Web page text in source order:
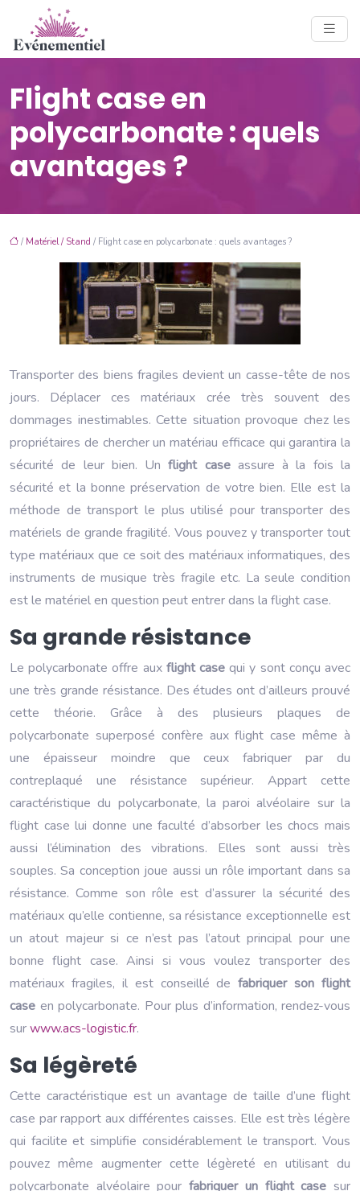
Flight case en
polycarbonate : quels
avantages ?
/ Matériel / Stand / Flight case en polycarbonate : quels avantages ?
Transporter des biens fragiles devient un casse-tête de nos
jours. Déplacer ces matériaux crée très souvent des
dommages inestimables. Cette situation provoque chez les
propriétaires de chercher un matériau efficace qui garantira la
sécurité de leur bien. Unflight caseassure à la fois la
sécurité et la bonne préservation de votre bien. Elle est la
méthode de transport le plus utilisé pour transporter des
matériels de grande fragilité. Vous pouvez y transporter tout
type matériaux que ce soit des matériaux informatiques, des
instruments de musique très fragile etc. La seule condition
est le matériel en question peut entrer dans la flight case.
Sa grande résistance
Le polycarbonate offre aux flight case qui y sont conçu avec
une très grande résistance. Des études ont d’ailleurs prouvé
cette théorie. Grâce à des plusieurs plaques de
polycarbonate superposé confère aux flight case même à
une épaisseur moindre que ceux fabriquer par du
contreplaqué une résistance supérieur. Appart cette
caractéristique du polycarbonate, la paroi alvéolaire sur la
flight case lui donne une faculté d’absorber les chocs mais
aussi l’élimination des vibrations. Elles sont aussi très
souples. Sa conception joue aussi un rôle important dans sa
résistance. Comme son rôle est d’assurer la sécurité des
matériaux qu’elle contienne, sa résistance exceptionnelle est
un atout majeur si ce n’est pas l’atout principal pour une
bonne flight case. Ainsi si vous voulez transporter des
matériaux fragiles, il est conseillé defabriquer son flight
case en polycarbonate. Pour plus d’information, rendez-vous
surwww.acs-logistic.fr.
Sa légèreté
Cette caractéristique est un avantage de taille d’une flight
case par rapport aux différentes caisses. Elle est très légère
qui facilite et simplifie considérablement le transport. Vous
pouvez même augmenter cette légèreté en utilisant du
polycarbonate alvéolaire pourfabriquer un flight casesur